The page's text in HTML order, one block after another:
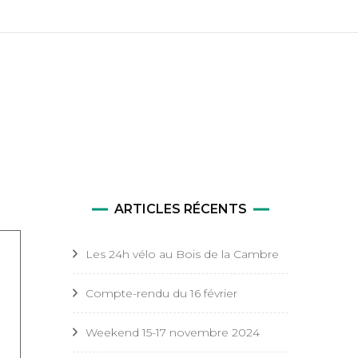
ARTICLES RÉCENTS
Les 24h vélo au Bois de la Cambre
Compte-rendu du 16 février
Weekend 15-17 novembre 2024